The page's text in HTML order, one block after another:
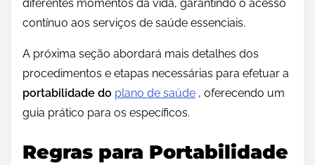
diferentes momentos da vida, garantindo o acesso
contínuo aos serviços de saúde essenciais.
A próxima seção abordará mais detalhes dos
procedimentos e etapas necessárias para efetuar a
portabilidade do plano de saúde , oferecendo um
guia prático para os específicos.
Regras para Portabilidade